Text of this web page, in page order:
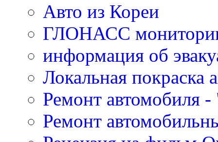
Авто из Кореи
ГЛОНАСС
информация об
Локальная покраска
Ремонт автомобиля -
Ремонт